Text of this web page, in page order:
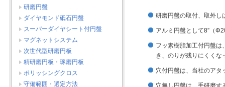
研磨円盤の取付、取外し
アルミ円盤として8”（
フッ素樹脂加工付円盤は
き、のりが残りにくくな
穴付円盤は、当社のアタ
穴無し円盤は、手研磨す
研磨円盤
ダイヤモンド砥石円盤
スーパーダイヤシート付円盤
マグネットシステム
次世代型研磨円板
精研磨円板・琢磨円板
ポリッシングクロス
守備範囲・選定方法